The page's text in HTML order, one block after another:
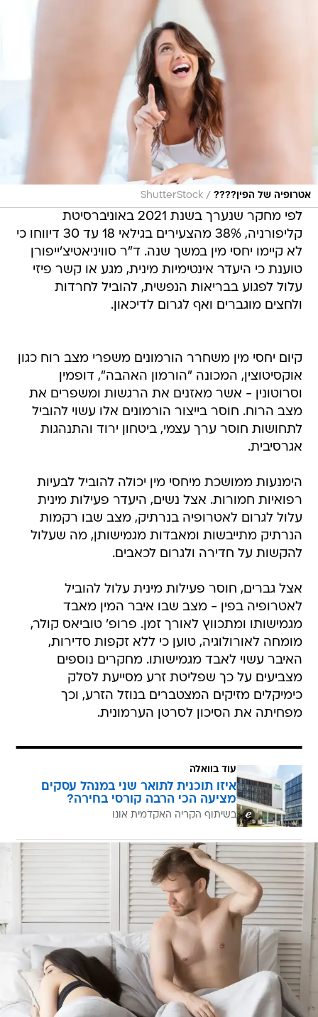
אטרופיה של הפין???? /
ShutterStock
לפי מחקר שנערך בשנת 2021 באוניברסיטת
קליפורניה, 38% מהצעירים בגילאי 18 עד 30 דיווחו כי
לא קיימו יחסי מין במשך שנה. ד"ר סוויניאטיצ'ייפורן
טוענת כי היעדר אינטימיות מינית, מגע או קשר פיזי
עלול לפגוע בבריאות הנפשית, להוביל לחרדות
ולחצים מוגברים ואף לגרום לדיכאון.
קיום יחסי מין משחרר הורמונים משפרי מצב רוח כגון
אוקסיטוצין, המכונה "הורמון האהבה", דופמין
וסרוטונין - אשר מאזנים את הרגשות ומשפרים את
מצב הרוח. חוסר בייצור הורמונים אלו עשוי להוביל
לתחושות חוסר ערך עצמי, ביטחון ירוד והתנהגות
אגרסיבית.
הימנעות ממושכת מיחסי מין יכולה להוביל לבעיות
רפואיות חמורות. אצל נשים, היעדר פעילות מינית
עלול לגרום לאטרופיה בנרתיק, מצב שבו רקמות
הנרתיק מתייבשות ומאבדות מגמישותן, מה שעלול
להקשות על חדירה ולגרום לכאבים.
אצל גברים, חוסר פעילות מינית עלול להוביל
לאטרופיה בפין - מצב שבו איבר המין מאבד
מגמישותו ומתכווץ לאורך זמן. פרופ' טוביאס קולר,
מומחה לאורולוגיה, טוען כי ללא זקפות סדירות,
האיבר עשוי לאבד מגמישותו. מחקרים נוספים
מצביעים על כך שפליטת זרע מסייעת לסלק
כימיקלים מזיקים המצטברים בנוזל הזרע, וכך
מפחיתה את הסיכון לסרטן הערמונית.
עוד בוואלה
איזו תוכנית לתואר שני במנהל עסקים
מציעה הכי הרבה קורסי בחירה?
בשיתוף הקריה האקדמית אונו